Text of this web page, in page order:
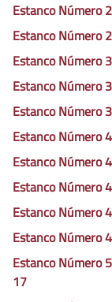
Estanco Número
Estanco Número
Estanco Número
Estanco Número
Estanco Número
Estanco Número
Estanco Número
Estanco Número
Estanco Número
Estanco Número
Estanco Número
17